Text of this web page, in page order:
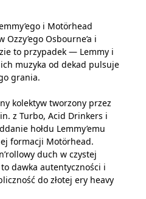
i Motörhead
Osbourne’a i
to przypadek — Lemmy i
muzyka od dekad pulsuje
grania.
kolektyw tworzony przez
z Turbo, Acid Drinkers i
hołdu Lemmy’emu
formacji Motörhead.
duch w czystej
dawka autentyczności i
do złotej ery heavy